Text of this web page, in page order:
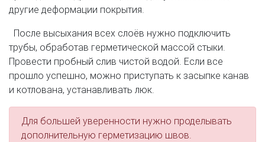
другие деформации покрытия.
После высыхания всех слоёв нужно подключить
трубы, обработав герметической массой стыки.
Провести пробный слив чистой водой. Если все
прошло успешно, можно приступать к засыпке канав
и котлована, устанавливать люк.
Для большей уверенности нужно проделывать
дополнительную герметизацию швов.